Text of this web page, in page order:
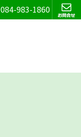
084-983-1860